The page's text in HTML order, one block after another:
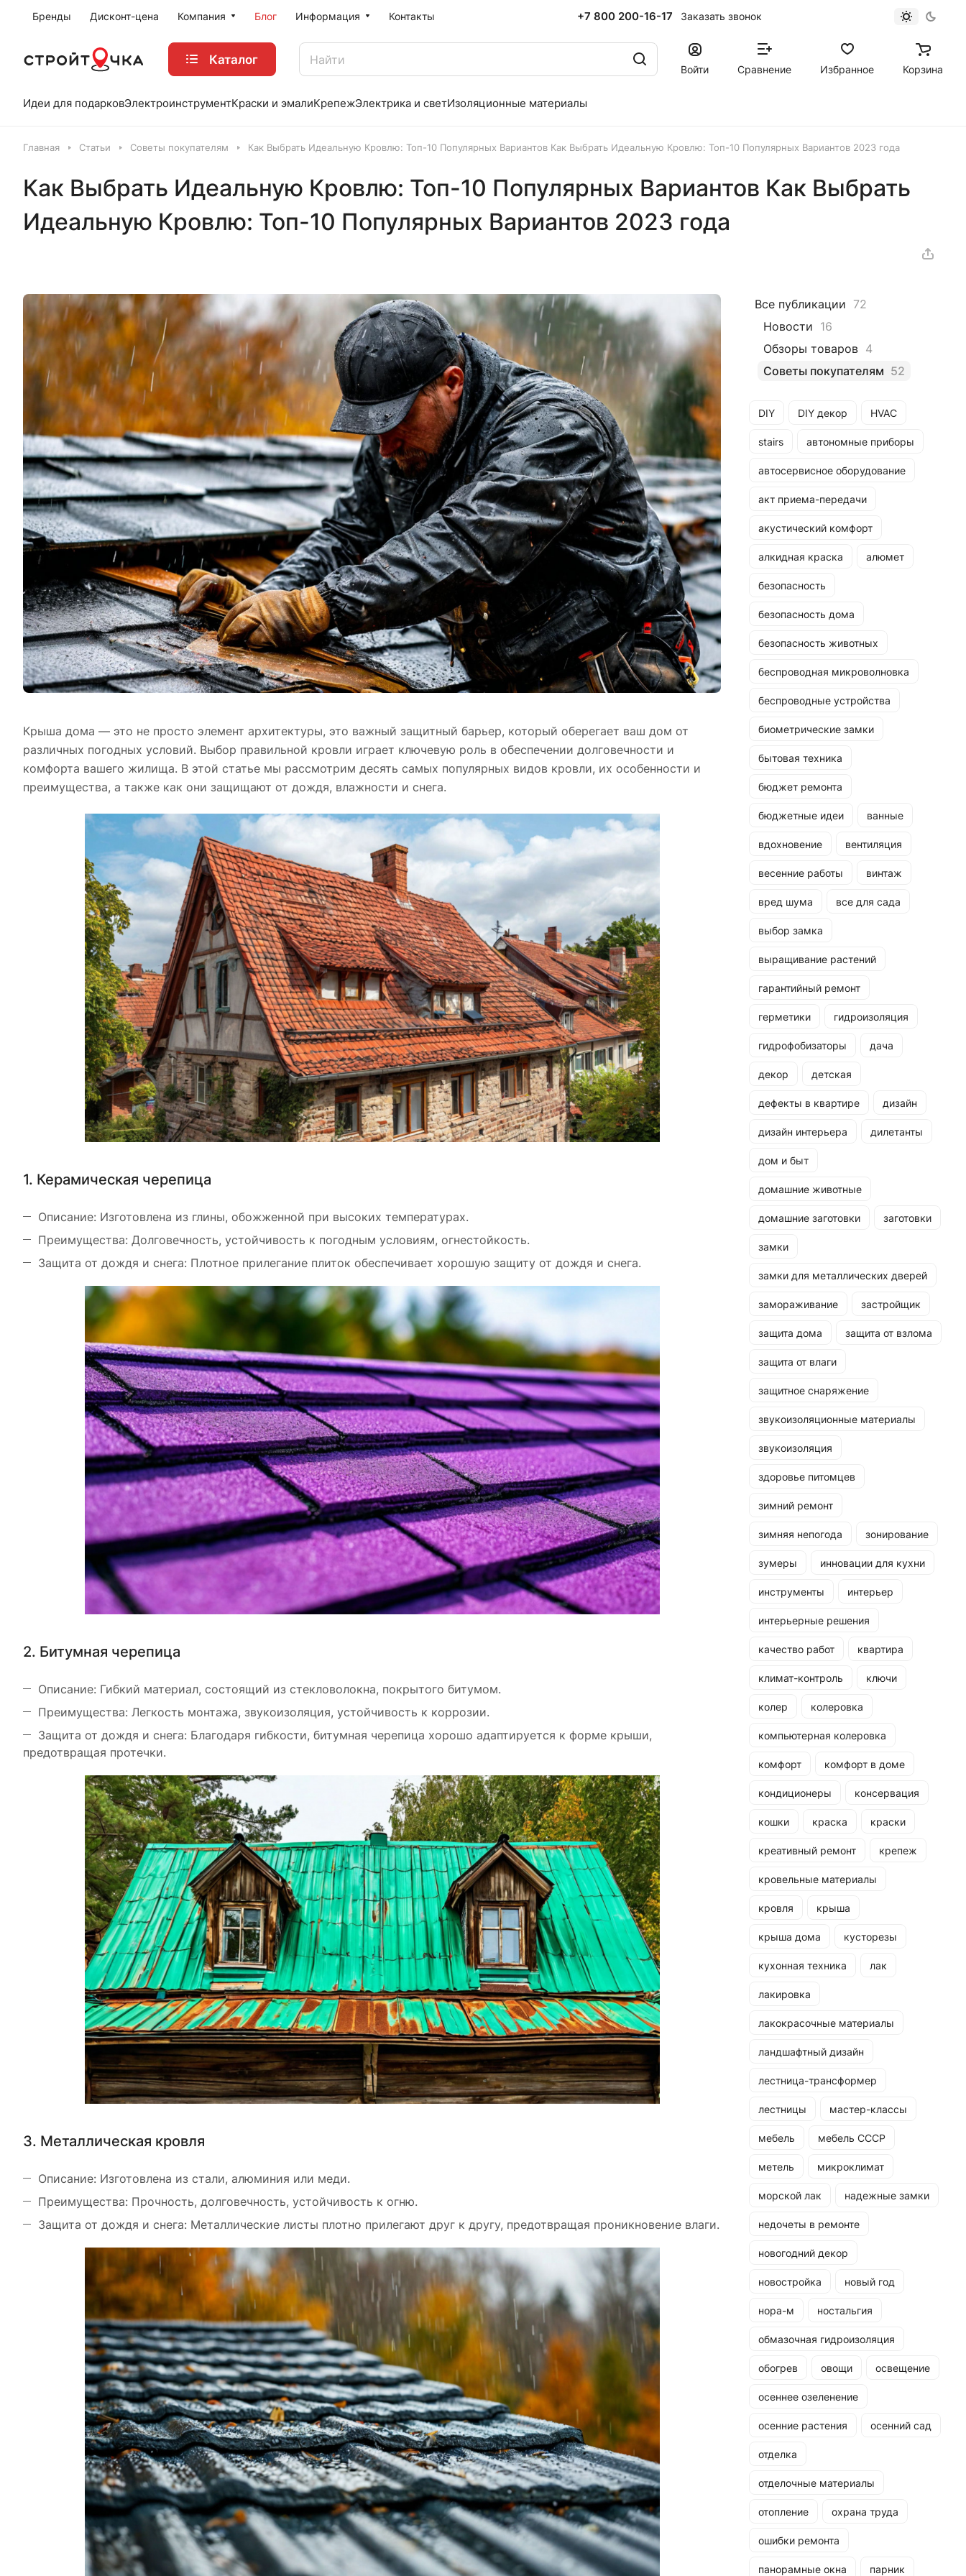
Бренды Дисконт-цена Компания Блог Информация Контакты +7 800 200-16-17 Заказать звонок
Каталог
Войти Сравнение Избранное Корзина
Идеи для подарковЭлектроинструментКраски и эмалиКрепежЭлектрика и светИзоляционные материалы
Главная Статьи Советы покупателям Как Выбрать Идеальную Кровлю: Топ-10 Популярных Вариантов Как Выбрать Идеальную Кровлю: Топ-10 Популярных Вариантов 2023 года
Как Выбрать Идеальную Кровлю: Топ-10 Популярных Вариантов Как Выбрать
Идеальную Кровлю: Топ-10 Популярных Вариантов 2023 года
Крыша дома — это не просто элемент архитектуры, это важный защитный барьер, который оберегает ваш дом от
различных погодных условий. Выбор правильной кровли играет ключевую роль в обеспечении долговечности и
комфорта вашего жилища. В этой статье мы рассмотрим десять самых популярных видов кровли, их особенности и
преимущества, а также как они защищают от дождя, влажности и снега.
1. Керамическая черепица
Описание: Изготовлена из глины, обожженной при высоких температурах.
Преимущества: Долговечность, устойчивость к погодным условиям, огнестойкость.
Защита от дождя и снега: Плотное прилегание плиток обеспечивает хорошую защиту от дождя и снега.
2. Битумная черепица
Описание: Гибкий материал, состоящий из стекловолокна, покрытого битумом.
Преимущества: Легкость монтажа, звукоизоляция, устойчивость к коррозии.
Защита от дождя и снега: Благодаря гибкости, битумная черепица хорошо адаптируется к форме крыши,
предотвращая протечки.
3. Металлическая кровля
Описание: Изготовлена из стали, алюминия или меди.
Преимущества: Прочность, долговечность, устойчивость к огню.
Защита от дождя и снега: Металлические листы плотно прилегают друг к другу, предотвращая проникновение влаги.
Все публикации 72
Новости 16
Обзоры товаров 4
Советы покупателям 52
DIY DIY декор HVAC
stairs автономные приборы
автосервисное оборудование
акт приема-передачи
акустический комфорт
алкидная краска алюмет
безопасность
безопасность дома
безопасность животных
беспроводная микроволновка
беспроводные устройства
биометрические замки
бытовая техника
бюджет ремонта
бюджетные идеи ванные
вдохновение вентиляция
весенние работы винтаж
вред шума все для сада
выбор замка
выращивание растений
гарантийный ремонт
герметики гидроизоляция
гидрофобизаторы дача
декор детская
дефекты в квартире дизайн
дизайн интерьера дилетанты
дом и быт
домашние животные
домашние заготовки заготовки
замки
замки для металлических дверей
замораживание застройщик
защита дома защита от взлома
защита от влаги
защитное снаряжение
звукоизоляционные материалы
звукоизоляция
здоровье питомцев
зимний ремонт
зимняя непогода зонирование
зумеры инновации для кухни
инструменты интерьер
интерьерные решения
качество работ квартира
климат-контроль ключи
колер колеровка
компьютерная колеровка
комфорт комфорт в доме
кондиционеры консервация
кошки краска краски
креативный ремонт крепеж
кровельные материалы
кровля крыша
крыша дома кусторезы
кухонная техника лак
лакировка
лакокрасочные материалы
ландшафтный дизайн
лестница-трансформер
лестницы мастер-классы
мебель мебель СССР
метель микроклимат
морской лак надежные замки
недочеты в ремонте
новогодний декор
новостройка новый год
нора-м ностальгия
обмазочная гидроизоляция
обогрев овощи освещение
осеннее озеленение
осенние растения осенний сад
отделка
отделочные материалы
отопление охрана труда
ошибки ремонта
панорамные окна парник